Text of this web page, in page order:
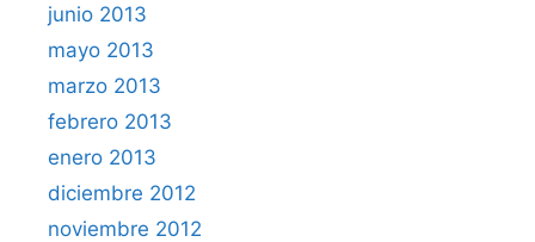
junio 2013
mayo 2013
marzo 2013
febrero 2013
enero 2013
diciembre 2012
noviembre 2012